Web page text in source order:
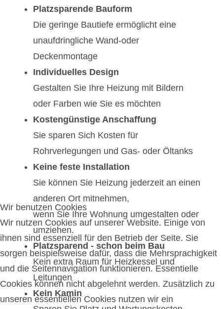
Platzsparende Bauform
Die geringe Bautiefe ermöglicht eine
unaufdringliche Wand-oder
Deckenmontage
Individuelles Design
Gestalten Sie Ihre Heizung mit Bildern
oder Farben wie Sie es möchten
Kostengünstige Anschaffung
Sie sparen Sich Kosten für
Rohrverlegungen und Gas- oder Öltanks
Keine feste Installation
Sie können Sie Heizung jederzeit an einen
anderen Ort mitnehmen,
wenn Sie Ihre Wohnung umgestalten oder
umziehen.
Platzsparend - schon beim Bau
Kein extra Raum für Heizkessel und
Leitungen
Kein Kamin
Wir benutzen Cookies
Wir nutzen Cookies auf unserer Website. Einige von
ihnen sind essenziell für den Betrieb der Seite. Sie
sorgen beispielsweise dafür, dass die Mehrsprachigkeit
und die Seitennavigation funktionieren. Essentielle
Cookies können nicht abgelehnt werden. Zusätzlich zu
unseren essentiellen Cookies nutzen wir ein